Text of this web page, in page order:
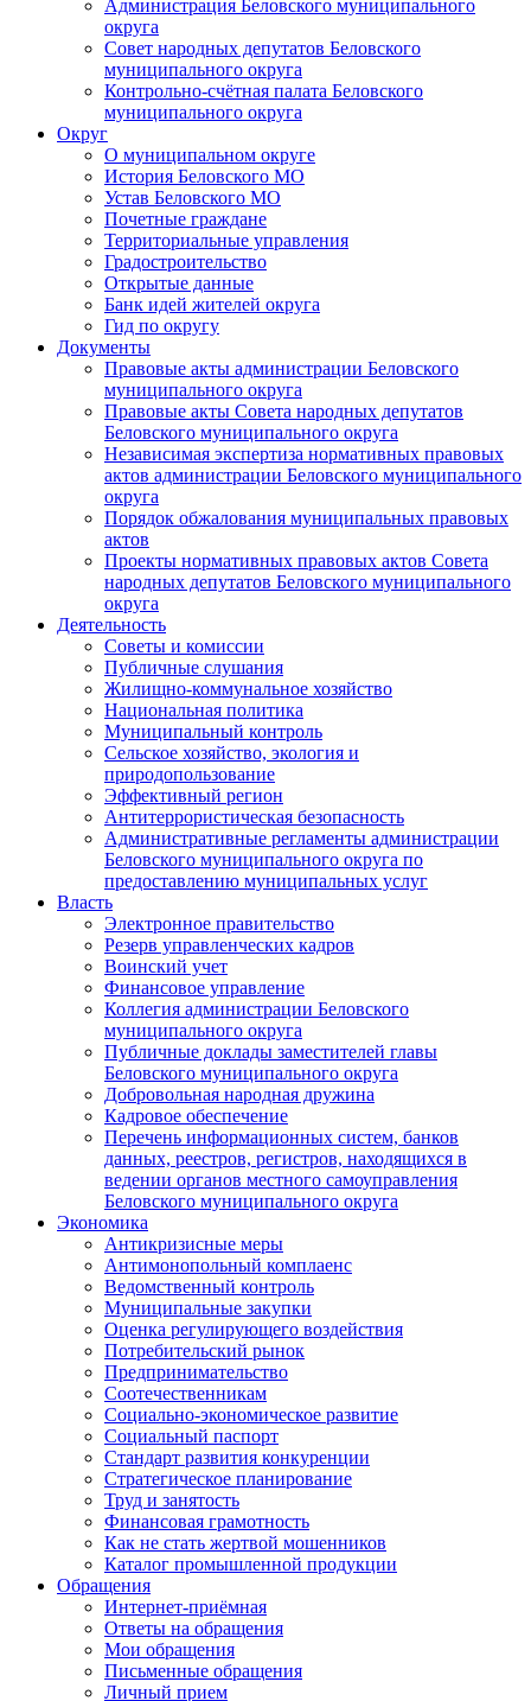
Администрация Беловского муниципального
округа
Совет народных депутатов Беловского
муниципального округа
Контрольно-счётная палата Беловского
муниципального округа
Округ
О муниципальном округе
История Беловского МО
Устав Беловского МО
Почетные граждане
Территориальные управления
Градостроительство
Открытые данные
Банк идей жителей округа
Гид по округу
Документы
Правовые акты администрации Беловского
муниципального округа
Правовые акты Совета народных депутатов
Беловского муниципального округа
Независимая экспертиза нормативных правовых
актов администрации Беловского муниципального
округа
Порядок обжалования муниципальных правовых
актов
Проекты нормативных правовых актов Совета
народных депутатов Беловского муниципального
округа
Деятельность
Советы и комиссии
Публичные слушания
Жилищно-коммунальное хозяйство
Национальная политика
Муниципальный контроль
Сельское хозяйство, экология и
природопользование
Эффективный регион
Антитеррористическая безопасность
Административные регламенты администрации
Беловского муниципального округа по
предоставлению муниципальных услуг
Власть
Электронное правительство
Резерв управленческих кадров
Воинский учет
Финансовое управление
Коллегия администрации Беловского
муниципального округа
Публичные доклады заместителей главы
Беловского муниципального округа
Добровольная народная дружина
Кадровое обеспечение
Перечень информационных систем, банков
данных, реестров, регистров, находящихся в
ведении органов местного самоуправления
Беловского муниципального округа
Экономика
Антикризисные меры
Антимонопольный комплаенс
Ведомственный контроль
Муниципальные закупки
Оценка регулирующего воздействия
Потребительский рынок
Предпринимательство
Соотечественникам
Социально-экономическое развитие
Социальный паспорт
Стандарт развития конкуренции
Стратегическое планирование
Труд и занятость
Финансовая грамотность
Как не стать жертвой мошенников
Каталог промышленной продукции
Обращения
Интернет-приёмная
Ответы на обращения
Мои обращения
Письменные обращения
Личный прием